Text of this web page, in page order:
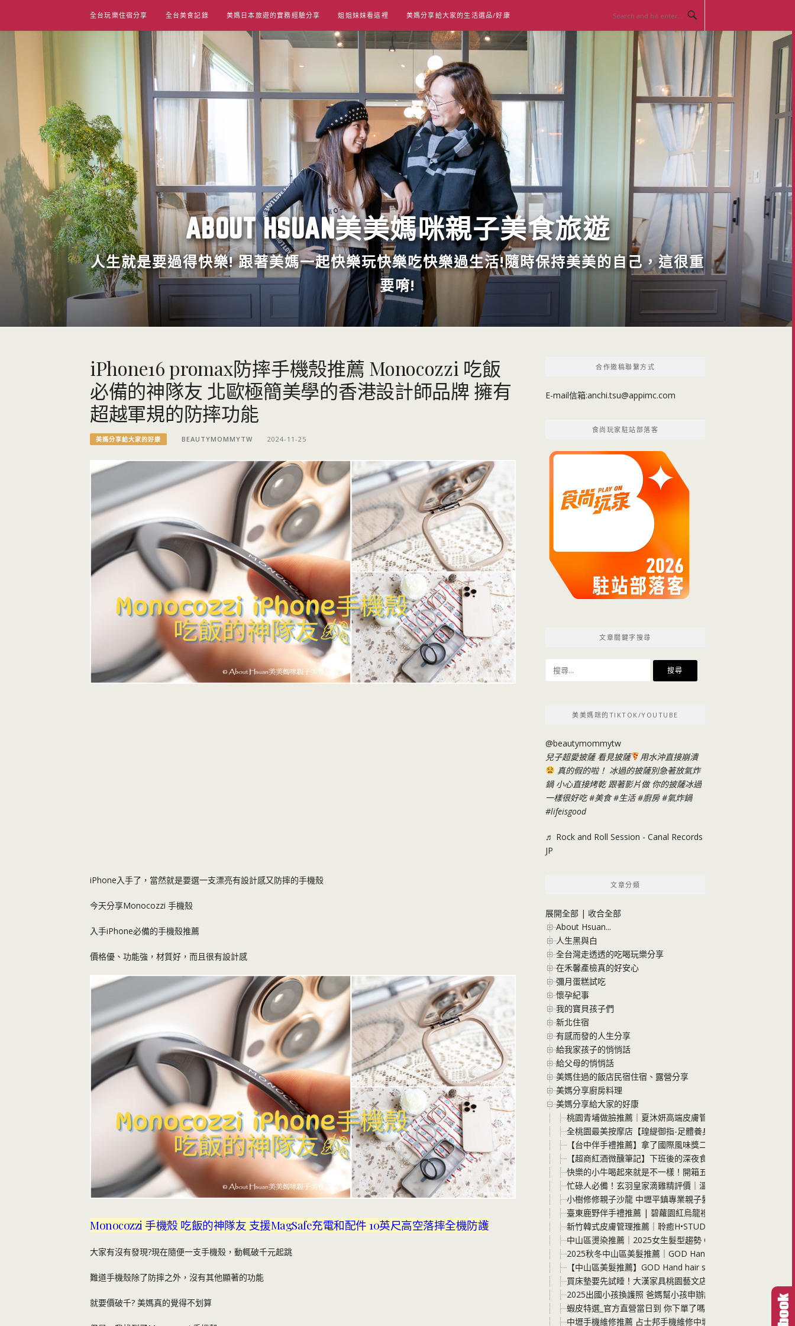
content
全台玩樂住宿分享 全台美食記錄 美媽日本旅遊的實務經驗分享 姐姐妹妹看這裡 美媽分享給大家的生活選品/好康
ABOUT HSUAN美美媽咪親子美食旅遊
人生就是要過得快樂! 跟著美媽一起快樂玩快樂吃快樂過生活!隨時保持美美的自己，這很重
要唷!
iPhone16 promax防摔手機殼推薦 Monocozzi 吃飯
必備的神隊友 北歐極簡美學的香港設計師品牌 擁有
超越軍規的防摔功能
美媽分享給大家的好康 BEAUTYMOMMYTW 2024-11-25
iPhone入手了，當然就是要選一支漂亮有設計感又防摔的手機殼
今天分享Monocozzi 手機殼
入手iPhone必備的手機殼推薦
價格優、功能強，材質好，而且很有設計感
Monocozzi 手機殼 吃飯的神隊友 支援MagSafe充電和配件 10英尺高空落摔全機防護
大家有沒有發現?現在隨便一支手機殼，動輒破千元起跳
難道手機殼除了防摔之外，沒有其他顯著的功能
就要價破千? 美媽真的覺得不划算
合作邀稿聯繫方式
E-mail信箱:anchi.tsu@appimc.com
食尚玩家駐站部落客
文章關鍵字搜尋
尋
美美媽咪的TIKTOK/YOUTUBE
@beautymommytw
兒子超愛披薩 看見披薩
用水沖直接崩潰
真的假的啦！ 冰過的披薩別急著放氣炸
鍋 小心直接烤乾 跟著影片做 你的披薩冰過
一樣很好吃#美食 #生活 #廚房 #氣炸鍋
#lifeisgood
♬ Rock and Roll Session - Canal Records
JP
文章分類
展開全部 | 收合全部
About Hsuan...
人生黑與白
全台灣走透透的吃喝玩樂分享
在禾馨產檢真的好安心
彌月蛋糕試吃
懷孕紀事
我的寶貝孩子們
新北住宿
有感而發的人生分享
給我家孩子的悄悄話
給父母的悄悄話
美媽住過的飯店民宿住宿、露營分享
美媽分享廚房料理
美媽分享給大家的好康
桃園青埔做臉推薦｜夏沐妍高端皮膚管理中心．AI肌膚檢測＋
全桃園最美按摩店【瑝緹御指-足體養身會館(三民店)按摩調
【台中伴手禮推薦】拿了國際風味獎二星卻還在夜市擺攤！
【超商紅酒微醺筆記】下班後的深夜食堂 這兩支「紗莉那紅
快樂的小牛喝起來就是不一樣！開箱五梅鮮乳 單一牧場的純
忙碌人必備！玄羽皇家滴雞精評價｜溫柔補給全家元氣，告別
小樹修修親子沙龍 中壢平鎮專業親子髮廊，兒童剪髮、染護
臺東鹿野伴手禮推薦 | 碧蘿園紅烏龍禮盒開箱、花香風味設
新竹韓式皮膚管理推薦｜聆癒H•STUDIO：非侵入式液態皮
中山區燙染推薦｜2025女生髮型趨勢 GOD Hand hair salon
2025秋冬中山區美髮推薦｜GOD Hand hair salon：韓系鎖骨
【中山區美髮推薦】GOD Hand hair salon Taki店長 20年功
買床墊要先試睡！大漢家具桃園藝文店打造床墊沉浸式試睡體
2025出國小孩換護照 爸媽幫小孩申辦護照注意事項一次報你
蝦皮特選_官方直營當日到 你下單了嗎? 優惠超多 無外包裝價
中壢手機維修推薦 占士邦手機維修中壢店 iPhone/Android、